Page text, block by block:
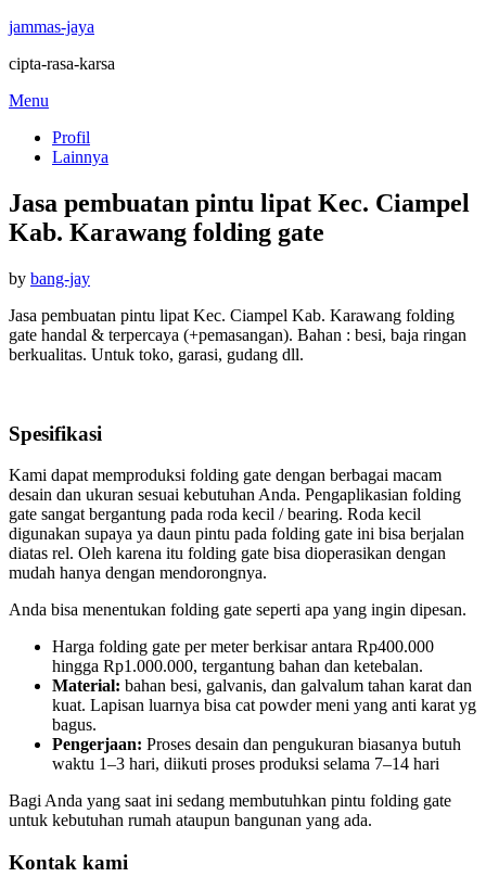
jammas-jaya
cipta-rasa-karsa
Skip
content
Menu
Profil
Lainnya
Jasa pembuatan pintu lipat Kec. Ciampel
Kab. Karawang folding gate
by bang-jayPosted
Jasa pembuatan pintu lipat Kec. Ciampel Kab. Karawang folding
gate handal & terpercaya (+pemasangan). Bahan : besi, baja ringan
berkualitas. Untuk toko, garasi, gudang dll.
Spesifikasi
Kami dapat memproduksi folding gate dengan berbagai macam
desain dan ukuran sesuai kebutuhan Anda. Pengaplikasian folding
gate sangat bergantung pada roda kecil / bearing. Roda kecil
digunakan supaya ya daun pintu pada folding gate ini bisa berjalan
diatas rel. Oleh karena itu folding gate bisa dioperasikan dengan
mudah hanya dengan mendorongnya.
Anda bisa menentukan folding gate seperti apa yang ingin dipesan.
Harga folding gate per meter berkisar antara Rp400.000
hingga Rp1.000.000, tergantung bahan dan ketebalan.
Material: bahan besi, galvanis, dan galvalum tahan karat dan
kuat. Lapisan luarnya bisa cat powder meni yang anti karat yg
bagus.
Pengerjaan: Proses desain dan pengukuran biasanya butuh
waktu 1–3 hari, diikuti proses produksi selama 7–14 hari
Bagi Anda yang saat ini sedang membutuhkan pintu folding gate
untuk kebutuhan rumah ataupun bangunan yang ada.
Kontak kami